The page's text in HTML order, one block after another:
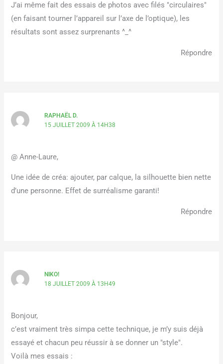
J’ai même fait des essais de photos avec filés "circulaires"
(en faisant tourner l’appareil sur l’axe de l’optique), les
résultats sont assez surprenants ^_^
Répondre
RAPHAËL D.
15 JUILLET 2009 À 14H38
@ Anne-Laure,
Une idée de créa: ajouter, par calque, la silhouette bien nette
d’une personne. Effet de surréalisme garanti!
Répondre
NIKO!
18 JUILLET 2009 À 13H49
Bonjour,
c’est vraiment très simpa cette technique, je m’y suis déjà
essayé et chacun peu réussir à se donner un "style".
Voilà mes essais :